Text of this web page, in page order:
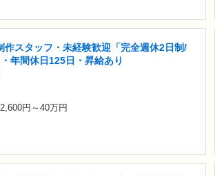
作スタッフ・未経験歓迎「完全週休2日制/
年間休日125日・昇給あり
円～40万円